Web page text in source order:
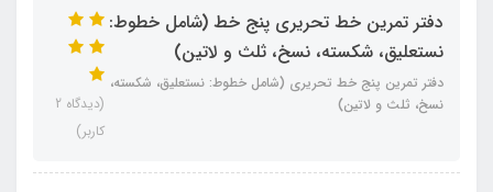
دفتر تمرین خط تحریری پنج خط (شامل خطوط:
نستعلیق، شکسته، نسخ، ثلث و لاتین)
دفتر تمرین پنج خط تحریری (شامل خطوط: نستعلیق، شکسته،
نسخ، ثلث و لاتین)
(دیدگاه 2
کاربر)